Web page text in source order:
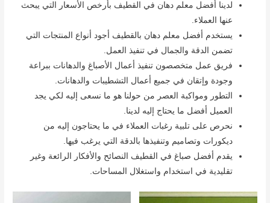
لدينا أفضل معلم دهان في القطيف بأرخص الأسعار التي يبحث
عنها العملاء.
يستخدم أفضل معلم دهان بالقطيف أجود أنواع المنتجات التي
تضمن الدقة والجمال في تنفيذ العمل.
فريق عمل متخصصون تنفيذ أعمال الأصباغ والدهانات ببراعة
وجودة وإتقان في جميع أعمال التشطيبات والدهانات.
التطور ومواكبة العصر من حولنا هو ما نسعى إليه لكي يجد
العميل أفضل ما يحتاج إليه لدينا.
نحرص على تلبية رغبات العملاء في ما يحتاجون إليه من
ديكورات وتصاميم وتنفيذها بالدقة التي يرغب فيها.
يقدم أفضل صباغ في القطيف النصائح والأفكار الرائعة وغير
تقليدية في استخدام واستغلال المساحات.